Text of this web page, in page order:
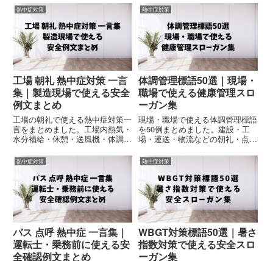
熱中症対策
工場 朝礼 熱中症対策 一言
集｜製造現場で使える安全
例文まとめ
工場の朝礼で使える熱中症対策一
言をまとめました。工場内熱気・
水分補給・休憩・送風機・体調確
文例文を厳選紹介。コピペOKの
安全朝礼例文集です。
熱中症対策
体調管理標語50選｜現場・
職場で使える健康管理スロ
ーガン集
現場・職場で使える体調管理標語
を50例まとめました。建設・工
場・運送・物流などの朝礼・点
健康管理スローガンを厳選紹介。
コピペOKの安全衛生向け例文集
です。
熱中症対策
バス 点呼 熱中症 一言集｜
運転士・乗務前に使える安
全確認例文まとめ
熱中症対策
WBGT対策標語50選｜暑さ
指数対策で使える安全スロ
ーガン集